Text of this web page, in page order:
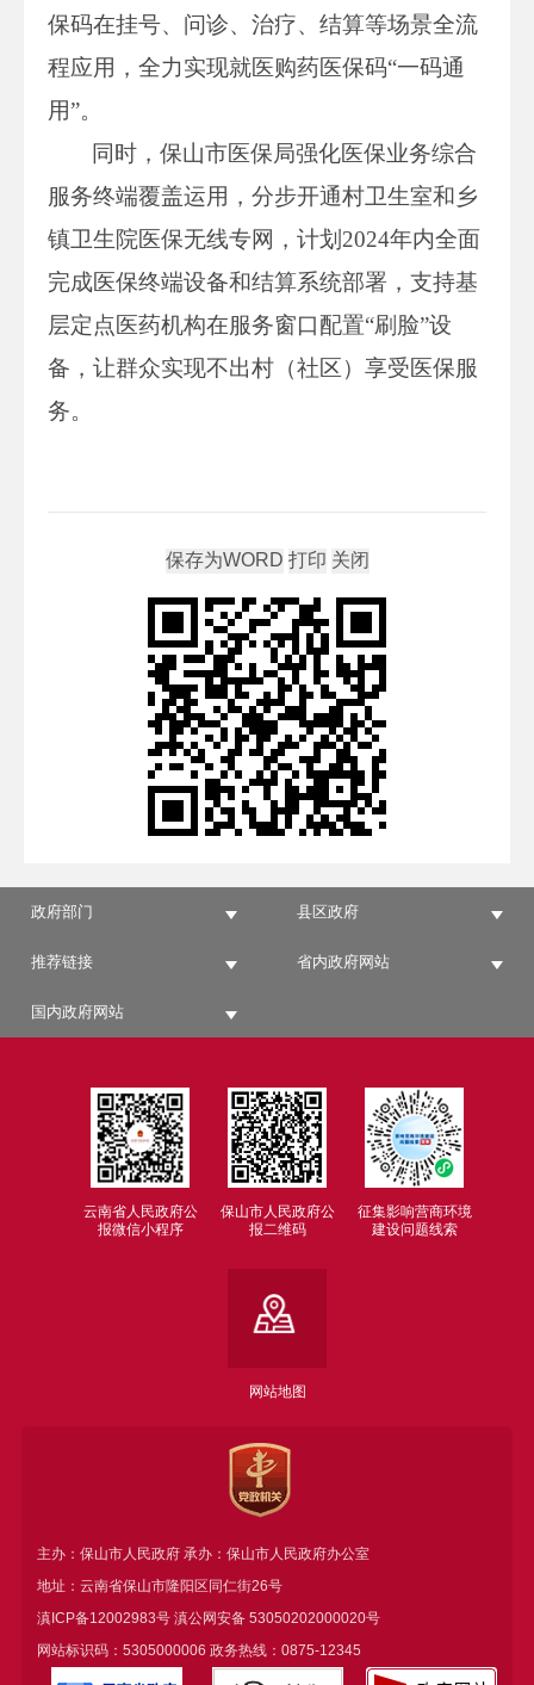
保码在挂号、问诊、治疗、结算等场景全流
程应用，全力实现就医购药医保码“一码通
用”。
同时，保山市医保局强化医保业务综合
服务终端覆盖运用，分步开通村卫生室和乡
镇卫生院医保无线专网，计划2024年内全面
完成医保终端设备和结算系统部署，支持基
层定点医药机构在服务窗口配置“刷脸”设
备，让群众实现不出村（社区）享受医保服
务。
政府部门 县区政府
推荐链接 省内政府网站
国内政府网站
云南省人民政府公
报微信小程序
保山市人民政府公
报二维码
征集影响营商环境
建设问题线索
网站地图
主办：保山市人民政府 承办：保山市人民政府办公室
地址：云南省保山市隆阳区同仁街26号
滇ICP备12002983号滇公网安备 53050202000020号
网站标识码：5305000006 政务热线：0875-12345